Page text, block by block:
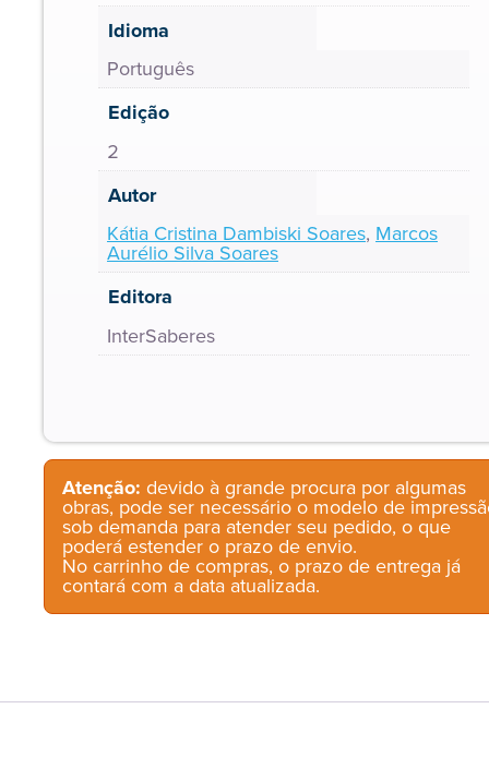
Idioma
Português
Edição
2
Autor
Kátia Cristina Dambiski Soares, Marcos
Aurélio Silva Soares
Editora
InterSaberes
Atenção: devido à grande procura por algumas
obras, pode ser necessário o modelo de
sob demanda para atender seu pedido, o que
poderá estender o prazo de envio.
No carrinho de compras, o prazo de entrega já
contará com a data atualizada.